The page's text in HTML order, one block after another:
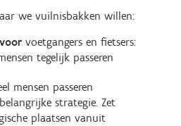
we vuilnisbakken willen:
voetgangers en fietsers:
tegelijk passeren
mensen passeren
belangrijke strategie. Zet
plaatsen vanuit